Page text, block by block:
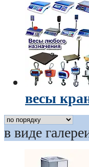
весы
в виде